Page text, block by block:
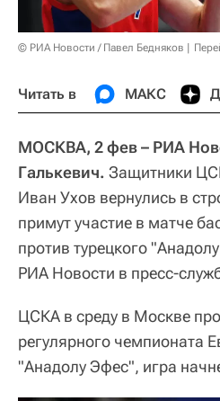
© РИА Новости / Павел Бедняков
Читать в МАКС
МОСКВА, 2 фев – РИА
Галькевич. Защитники
Иван Ухов вернулись в
примут участие в матче
против турецкого
РИА Новости в пресс-
ЦСКА в среду в Москве
регулярного чемпионата
"Анадолу Эфес", игра